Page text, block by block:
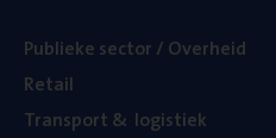
Publie­ke sec­tor / Overheid
Retail
Trans­port& logistiek